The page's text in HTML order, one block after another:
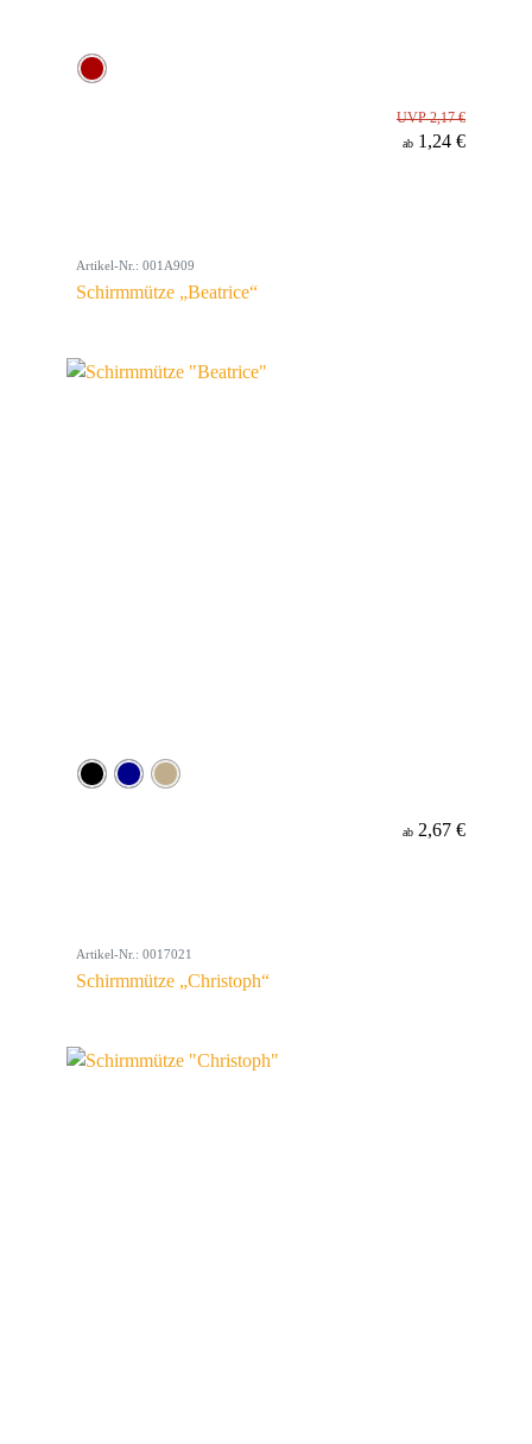
UVP 2,17 €
ab 1,24 €
Artikel-Nr.: 001A909
Schirmmütze „Beatrice“
ab 2,67 €
Artikel-Nr.: 0017021
Schirmmütze „Christoph“